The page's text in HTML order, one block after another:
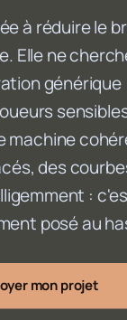
à réduire le
Elle ne
générique
machine
des
:
posé au
mon projet